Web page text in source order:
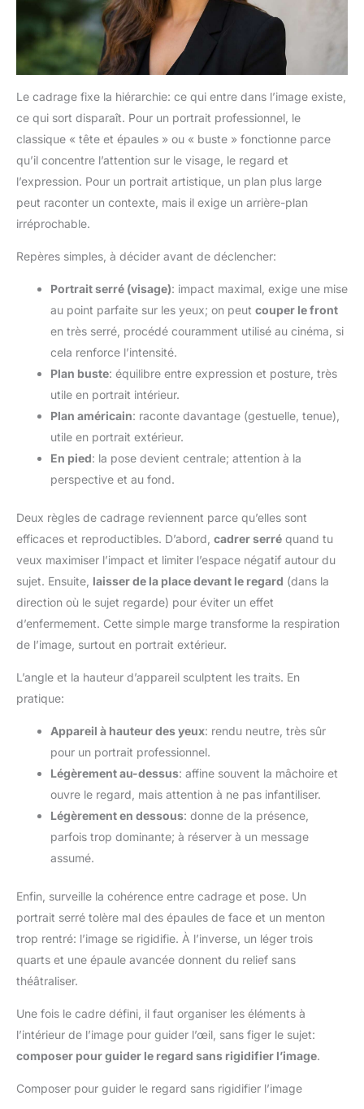
Le cadrage fixe la hiérarchie: ce qui entre dans l’image existe,
ce qui sort disparaît. Pour un portrait professionnel, le
classique « tête et épaules » ou « buste » fonctionne parce
qu’il concentre l’attention sur le visage, le regard et
l’expression. Pour un portrait artistique, un plan plus large
peut raconter un contexte, mais il exige un arrière-plan
irréprochable.
Repères simples, à décider avant de déclencher:
Portrait serré (visage): impact maximal, exige une mise
au point parfaite sur les yeux; on peut couper le front
en très serré, procédé couramment utilisé au cinéma, si
cela renforce l’intensité.
Plan buste: équilibre entre expression et posture, très
utile en portrait intérieur.
Plan américain: raconte davantage (gestuelle, tenue),
utile en portrait extérieur.
En pied: la pose devient centrale; attention à la
perspective et au fond.
Deux règles de cadrage reviennent parce qu’elles sont
efficaces et reproductibles. D’abord, cadrer serré quand tu
veux maximiser l’impact et limiter l’espace négatif autour du
sujet. Ensuite, laisser de la place devant le regard (dans la
direction où le sujet regarde) pour éviter un effet
d’enfermement. Cette simple marge transforme la respiration
de l’image, surtout en portrait extérieur.
L’angle et la hauteur d’appareil sculptent les traits. En
pratique:
Appareil à hauteur des yeux: rendu neutre, très sûr
pour un portrait professionnel.
Légèrement au-dessus: affine souvent la mâchoire et
ouvre le regard, mais attention à ne pas infantiliser.
Légèrement en dessous: donne de la présence,
parfois trop dominante; à réserver à un message
assumé.
Enfin, surveille la cohérence entre cadrage et pose. Un
portrait serré tolère mal des épaules de face et un menton
trop rentré: l’image se rigidifie. À l’inverse, un léger trois
quarts et une épaule avancée donnent du relief sans
théâtraliser.
Une fois le cadre défini, il faut organiser les éléments à
l’intérieur de l’image pour guider l’œil, sans figer le sujet:
composer pour guider le regard sans rigidifier l’image.
Composer pour guider le regard sans rigidifier l’image